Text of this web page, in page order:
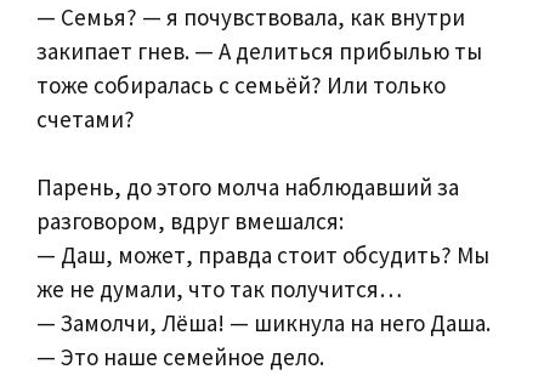
— Семья? — я почувствовала, как внутри
закипает гнев. — А делиться прибылью ты
тоже собиралась с семьёй? Или только
счетами?
Парень, до этого молча наблюдавший за
разговором, вдруг вмешался:
— Даш, может, правда стоит обсудить? Мы
же не думали, что так получится…
— Замолчи, Лёша! — шикнула на него Даша.
— Это наше семейное дело.